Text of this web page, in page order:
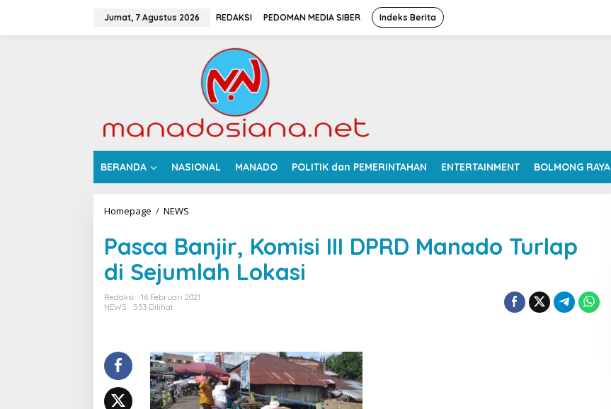
Jumat, 7 Agustus 2026 REDAKSI PEDOMAN MEDIA SIBER Indeks Berita
BERANDA NASIONAL MANADO POLITIK dan PEMERINTAHAN ENTERTAINMENT BOLMONG RAYA
Homepage / NEWS
c
B
n
,
K
o
m
i
Pasca Banjir, Komisi III DPRD Manado Turlap
di Sejumlah Lokasi
Redaksi
16 Februari 2021
NEWS
553 Dilihat